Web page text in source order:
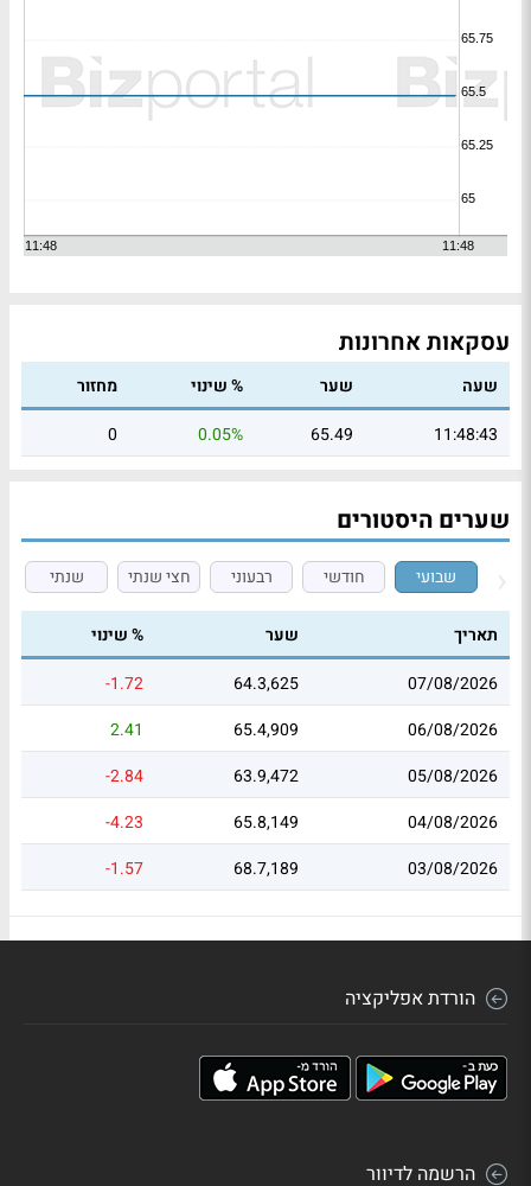
עסקאות אחרונות
שעה שער % שינוי
מחזור
11:48:43
65.49
0.05%
0
שערים היסטורים
שבועי חודשי רבעוני חצי שנתי שנתי
תאריך שער
% שינוי
07/08/2026
64.3,625
-1.72
06/08/2026
65.4,909
2.41
05/08/2026
63.9,472
-2.84
04/08/2026
65.8,149
-4.23
03/08/2026
68.7,189
-1.57
הורדת אפליקציה
הרשמה לדיוור